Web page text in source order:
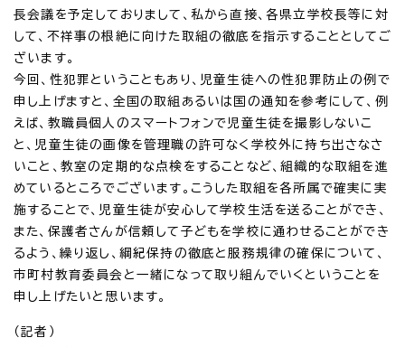
長会議を予定しておりまして、私から直接、各県立学校長等に対
して、不祥事の根絶に向けた取組の徹底を指示することとしてご
ざいます。
今回、性犯罪ということもあり、児童生徒への性犯罪防止の例で
申し上げますと、全国の取組あるいは国の通知を参考にして、例
えば、教職員個人のスマートフォンで児童生徒を撮影しないこ
と、児童生徒の画像を管理職の許可なく学校外に持ち出さなさ
いこと、教室の定期的な点検をすることなど、組織的な取組を進
めているところでございます。こうした取組を各所属で確実に実
施することで、児童生徒が安心して学校生活を送ることができ、
また、保護者さんが信頼して子どもを学校に通わせることができ
るよう、繰り返し、綱紀保持の徹底と服務規律の確保について、
市町村教育委員会と一緒になって取り組んでいくということを
申し上げたいと思います。
（記者）